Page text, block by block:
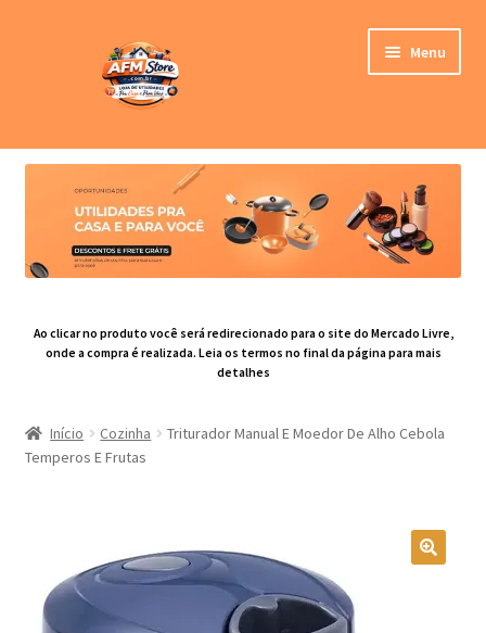
Menu
Loja
Categoria de Produtos
menu
Blog
Ao clicar no produto você será redirecionado para o site do Mercado Livre,
onde a compra é realizada. Leia os termos no final da página para mais
detalhes
Início Cozinha
Triturador Manual E Moedor De Alho Cebola
Temperos E Frutas